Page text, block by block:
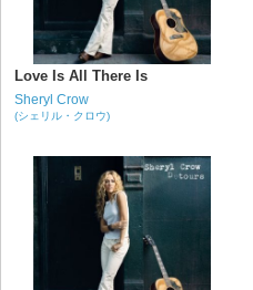
Love Is All There Is
Sheryl Crow
(シェリル・クロウ)